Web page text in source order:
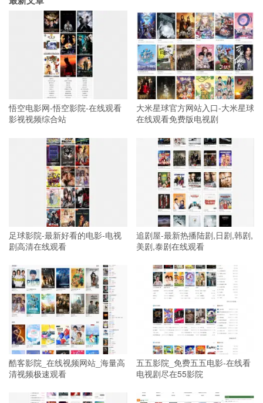
悟空电影网-悟空影院-在线观看
影视视频综合站
大米星球官方网站入口-大米星球
在线观看免费版电视剧
足球影院-最新好看的电影-电视
剧高清在线观看
追剧屋-最新热播陆剧,日剧,韩剧,
美剧,泰剧在线观看
酷客影院_在线视频网站_海量高
清视频极速观看
五五影院_免费五五电影-在线看
电视剧尽在55影院